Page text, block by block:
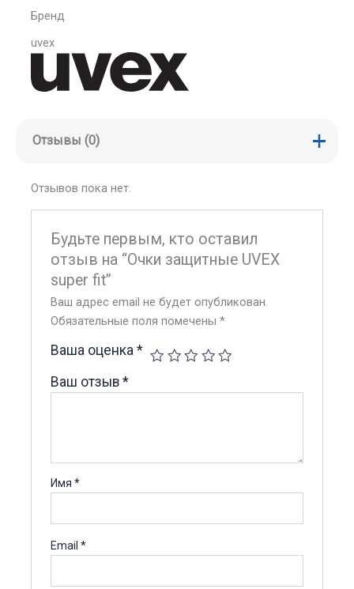
Бренд
uvex
Отзывы (0)
Отзывов пока нет.
Будьте первым, кто оставил
отзыв на “Очки защитные UVEX
super fit”
Ваш адрес email не будет опубликован.
Обязательные поля помечены*
Ваша оценка*
Ваш отзыв*
Имя*
Email*